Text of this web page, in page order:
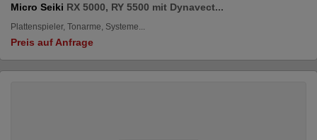
Micro Seiki RX 5000, RY 5500 mit Dynavect...
Plattenspieler, Tonarme, Systeme...
Preis auf Anfrage